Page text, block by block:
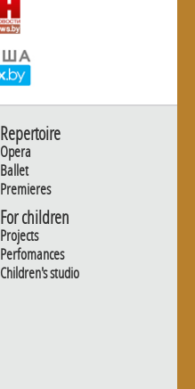
Repertoire
Opera
Ballet
Premieres
For children
Projects
Perfomances
Children's studio